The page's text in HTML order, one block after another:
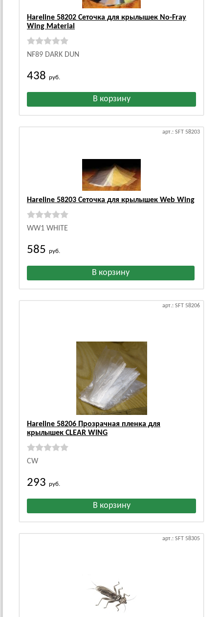
Hareline 58202 Сеточка для крылышек No-Fray
Wing Material
NF89 DARK DUN
438 руб.
арт.: SFT 58203
Hareline 58203 Сеточка для крылышек Web Wing
WW1 WHITE
585 руб.
арт.: SFT 58206
Hareline 58206 Прозрачная пленка для
крылышек CLEAR WING
CW
293 руб.
арт.: SFT 58305